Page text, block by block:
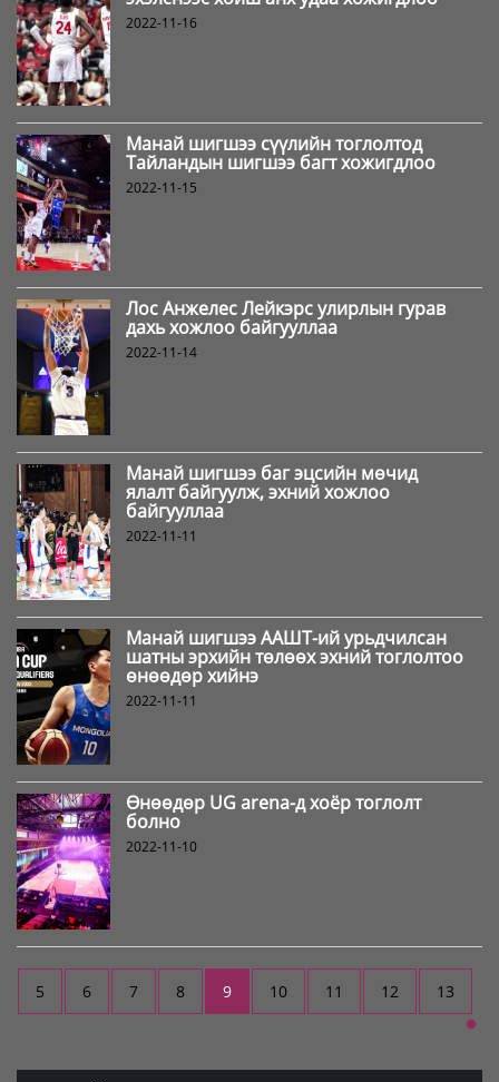
2022-11-16
Манай шигшээ сүүлийн тоглолтод
Тайландын шигшээ багт хожигдлоо
2022-11-15
Лос Анжелес Лейкэрс улирлын гурав
дахь хожлоо байгууллаа
2022-11-14
Манай шигшээ баг эцсийн мөчид
ялалт байгуулж, эхний хожлоо
байгууллаа
2022-11-11
Манай шигшээ ААШТ-ий урьдчилсан
шатны эрхийн төлөөх эхний тоглолтоо
өнөөдөр хийнэ
2022-11-11
Өнөөдөр UG arena-д хоёр тоглолт
болно
2022-11-10
5 6 7 8 9 10 11 12 13